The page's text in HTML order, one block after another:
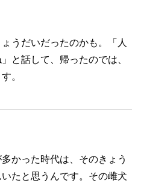
うだいだったのかも。「人
と話して、帰ったのでは、
。
かった時代は、そのきょう
たと思うんです。その雌犬